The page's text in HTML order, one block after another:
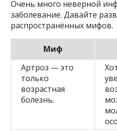
Очень много неверной
заболевание. Давайте
распространённых мифов.
Миф
Артроз — это
только
возрастная
болезнь.